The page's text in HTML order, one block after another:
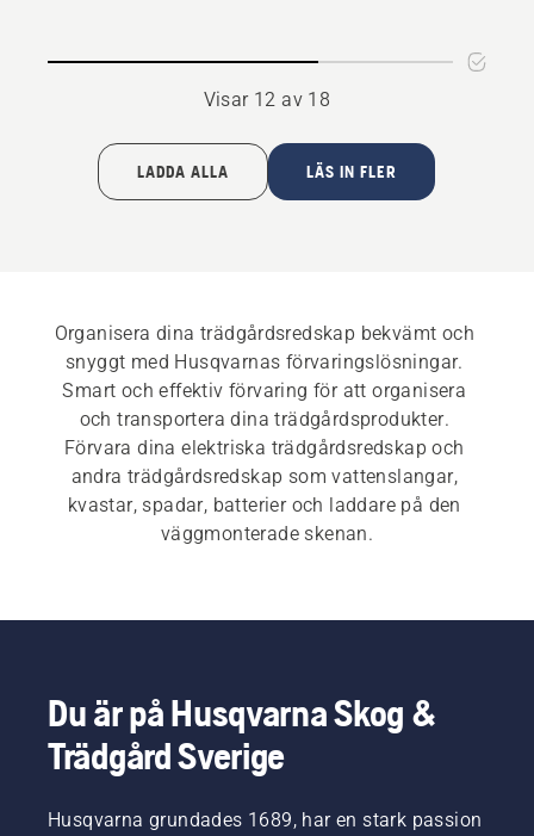
Visar 12 av 18
LADDA ALLA LÄS IN FLER
Organisera dina trädgårdsredskap bekvämt och
snyggt med Husqvarnas förvaringslösningar.
Smart och effektiv förvaring för att organisera
och transportera dina trädgårdsprodukter.
Förvara dina elektriska trädgårdsredskap och
andra trädgårdsredskap som vattenslangar,
kvastar, spadar, batterier och laddare på den
väggmonterade skenan.
Du är på Husqvarna Skog &
Trädgård Sverige
Husqvarna grundades 1689, har en stark passion